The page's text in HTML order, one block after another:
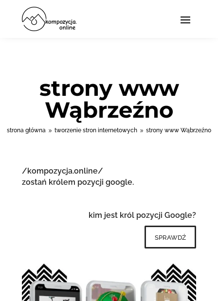
strony www
Wąbrzeźno
strona główna 9 tworzenie stron internetowych 9 strony www Wąbrzeźno
/kompozycja.online/
zostań królem pozycji google.
kim jest król pozycji Google?
sprawdź